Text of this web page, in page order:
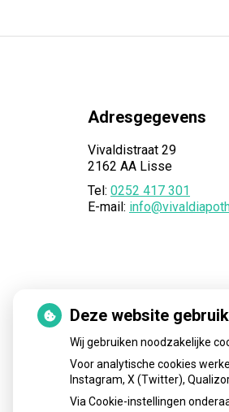
Adresgegevens
Vivaldistraat 29
2162 AA Lisse
Tel: 0252 417 301
E-mail:
Deze website
Wij gebruiken noodzakelijke
Voor analytische cookies
Instagram, X (Twitter),
Via Cookie-instellingen